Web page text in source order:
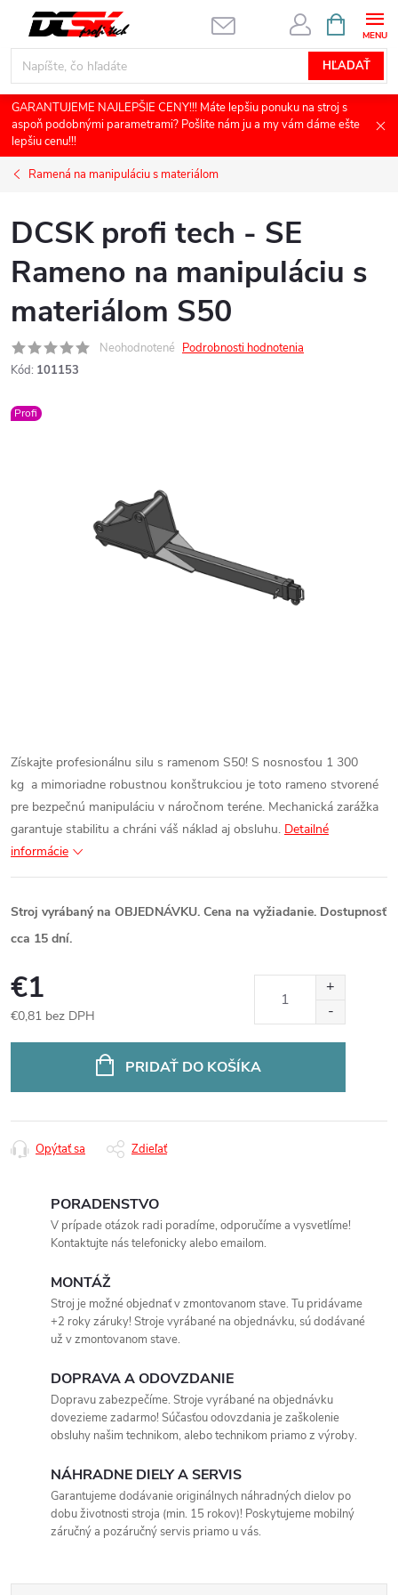
obsah
HĽADAŤ
KOŠÍK
GARANTUJEME NAJLEPŠIE CENY!!! Máte lepšiu ponuku na stroj s
aspoň podobnými parametrami? Pošlite nám ju a my vám dáme ešte
lepšiu cenu!!!
Ramená na manipuláciu s materiálom
DCSK profi tech - SE
Rameno na manipuláciu s
materiálom S50
Neohodnotené Podrobnosti hodnotenia
Kód: 101153
Profi
Získajte profesionálnu silu s ramenom S50! S nosnosťou 1 300
kg a mimoriadne robustnou konštrukciou je toto rameno stvorené
pre bezpečnú manipuláciu v náročnom teréne. Mechanická zarážka
garantuje stabilitu a chráni váš náklad aj obsluhu. Detailné
informácie
Stroj vyrábaný na OBJEDNÁVKU. Cena na vyžiadanie. Dostupnosť
cca 15 dní.
€1
€0,81 bez DPH
PRIDAŤ DO KOŠÍKA
Opýtať sa Zdieľať
PORADENSTVO
V prípade otázok radi poradíme, odporučíme a vysvetlíme!
Kontaktujte nás telefonicky alebo emailom.
MONTÁŽ
Stroj je možné objednať v zmontovanom stave. Tu pridávame
+2 roky záruky! Stroje vyrábané na objednávku, sú dodávané
už v zmontovanom stave.
DOPRAVA A ODOVZDANIE
Dopravu zabezpečíme. Stroje vyrábané na objednávku
dovezieme zadarmo! Súčasťou odovzdania je zaškolenie
obsluhy našim technikom, alebo technikom priamo z výroby.
NÁHRADNE DIELY A SERVIS
Garantujeme dodávanie originálnych náhradných dielov po
dobu životnosti stroja (min. 15 rokov)! Poskytujeme mobilný
záručný a pozáručný servis priamo u vás.